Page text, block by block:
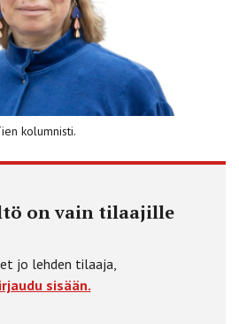
kolumnisti.
on vain tilaajille
jo lehden tilaaja,
sisään.